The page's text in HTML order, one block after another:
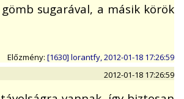
sugarával, a másik körök
Előzmény: [1630] lorantfy, 2012-01-18 17:26:59
2012-01-18 17:26:59